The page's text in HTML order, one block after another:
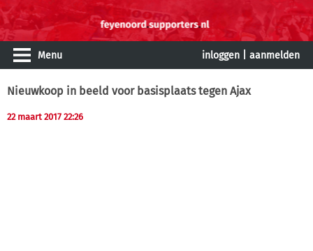
Menu inloggen aanmelden
Nieuwkoop in beeld voor basisplaats tegen Ajax
22 maart 2017 22:26